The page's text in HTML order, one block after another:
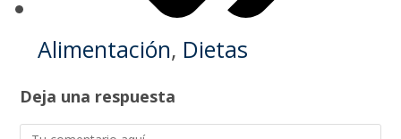
Alimentación, Dietas
Deja una respuesta